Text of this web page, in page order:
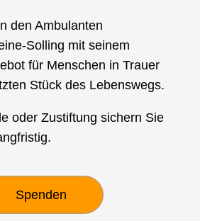
den Ambulanten
Solling mit seinem
für Menschen in Trauer
Stück des Lebenswegs.
oder Zustiftung sichern Sie
Spenden